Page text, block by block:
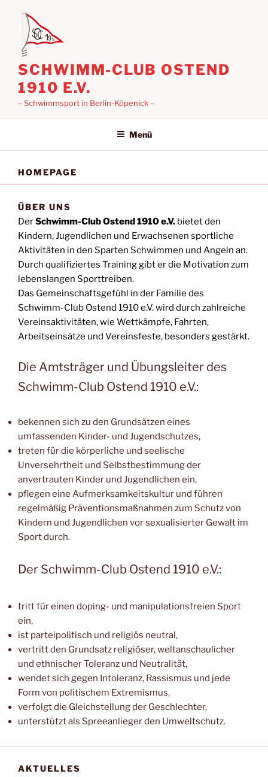
springen
SCHWIMM-CLUB OSTEND
1910 E.V.
– Schwimmsport in Berlin-Köpenick –
Menü
HOMEPAGE
ÜBER UNS
DerSchwimm-Club Ostend 1910 e.V. bietet den
Kindern, Jugendlichen und Erwachsenen sportliche
Aktivitäten in den Sparten Schwimmen und Angeln an.
Durch qualifiziertes Training gibt er die Motivation zum
lebenslangen Sporttreiben.
Das Gemeinschaftsgefühl in der Familie des
Schwimm-Club Ostend 1910 e.V. wird durch zahlreiche
Vereinsaktivitäten, wie Wettkämpfe, Fahrten,
Arbeitseinsätze und Vereinsfeste, besonders gestärkt.
Die Amtsträger und Übungsleiter des
Schwimm-Club Ostend 1910 e.V.:
bekennen sich zu den Grundsätzen eines
umfassenden Kinder- und Jugendschutzes,
treten für die körperliche und seelische
Unversehrtheit und Selbstbestimmung der
anvertrauten Kinder und Jugendlichen ein,
pflegen eine Aufmerksamkeitskultur und führen
regelmäßig Präventionsmaßnahmen zum Schutz von
Kindern und Jugendlichen vor sexualisierter Gewalt im
Sport durch.
Der Schwimm-Club Ostend 1910 e.V.:
tritt für einen doping- und manipulationsfreien Sport
ein,
ist parteipolitisch und religiös neutral,
vertritt den Grundsatz religiöser, weltanschaulicher
und ethnischer Toleranz und Neutralität,
wendet sich gegen Intoleranz, Rassismus und jede
Form von politischem Extremismus,
verfolgt die Gleichstellung der Geschlechter,
unterstützt als Spreeanlieger den Umweltschutz.
AKTUELLES